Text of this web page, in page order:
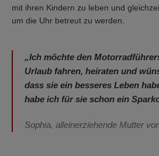
mit ihren Kindern zu leben und
um die Uhr betreut zu werden.
„Ich möchte den
Urlaub fahren, heiraten und
dass sie ein besseres Leben
habe ich für sie schon ein
Sophia, alleinerziehende Mutter